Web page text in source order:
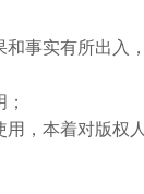
事实有所出入，
，本着对版权人